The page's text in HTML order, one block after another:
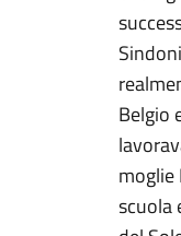
Belgio
moglie
scuola